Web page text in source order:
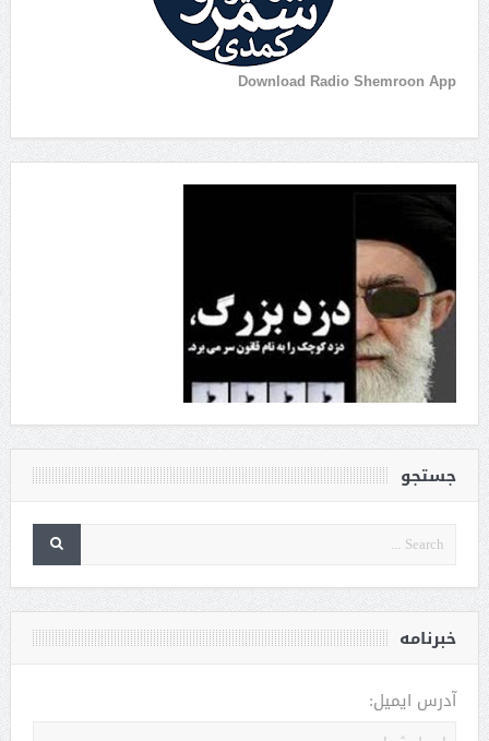
Download Radio Shemroon App
جستجو
خبرنامه
آدرس ایمیل: